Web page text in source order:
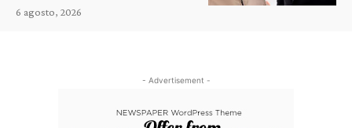
6 agosto, 2026
- Advertisement -